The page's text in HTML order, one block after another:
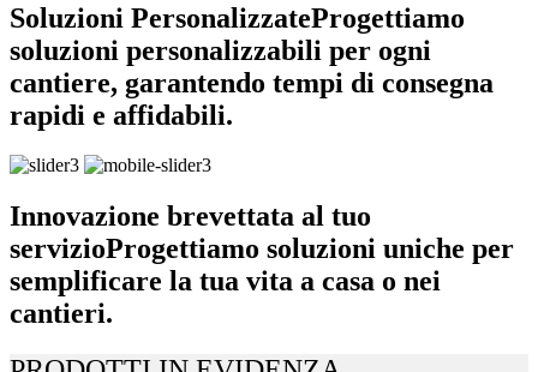
Soluzioni PersonalizzateProgettiamo
soluzioni personalizzabili per ogni
cantiere, garantendo tempi di consegna
rapidi e affidabili.
Innovazione brevettata al tuo
servizioProgettiamo soluzioni uniche per
semplificare la tua vita a casa o nei
cantieri.